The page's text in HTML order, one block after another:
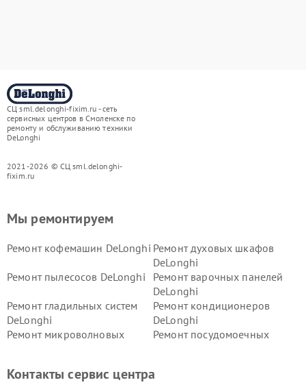
СЦ sml.delonghi-fixim.ru - сеть
сервисных центров в Смоленске по
ремонту и обслуживанию техники
DeLonghi
2021-2026 © СЦ sml.delonghi-
fixim.ru
Мы ремонтируем
Ремонт кофемашин DeLonghi Ремонт духовых шкафов
DeLonghi
Ремонт пылесосов DeLonghi
Ремонт варочных панелей
DeLonghi
Ремонт гладильных систем
DeLonghi
Ремонт кондиционеров
DeLonghi
Ремонт микроволновых
Ремонт посудомоечных
DeLonghi
DeLonghi
Контакты сервис центра